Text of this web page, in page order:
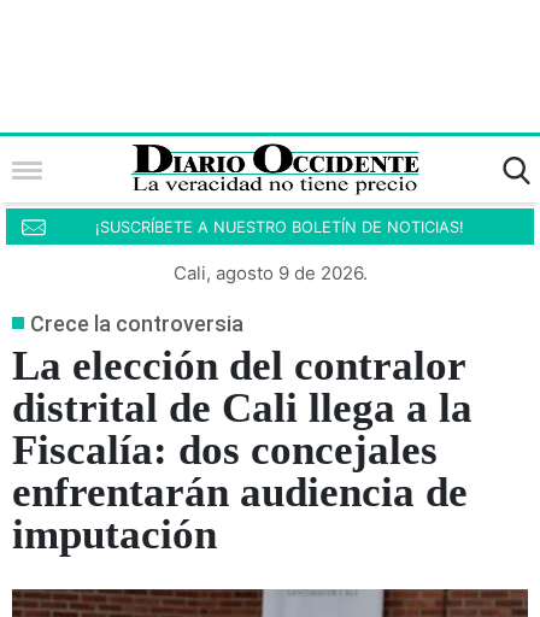
¡SUSCRÍBETE A NUESTRO BOLETÍN DE NOTICIAS!
Cali, agosto 9 de 2026.
Crece la controversia
La elección del contralor
distrital de Cali llega a la
Fiscalía: dos concejales
enfrentarán audiencia de
imputación